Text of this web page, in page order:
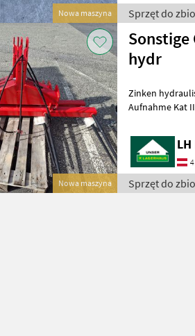
Nowa maszyna Sprzęt do
Nowa maszyna
hydr
Zinken
Aufnahme Kat
Sprzęt do